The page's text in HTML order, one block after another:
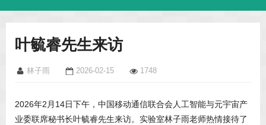
叶毓睿先生来访
林子雨 2026-02-15 1748
2026年2月14日下午，中国移动通信联合会人工智能与元宇宙产
业委联席秘书长叶毓睿先生来访。实验室林子雨老师热情接待了